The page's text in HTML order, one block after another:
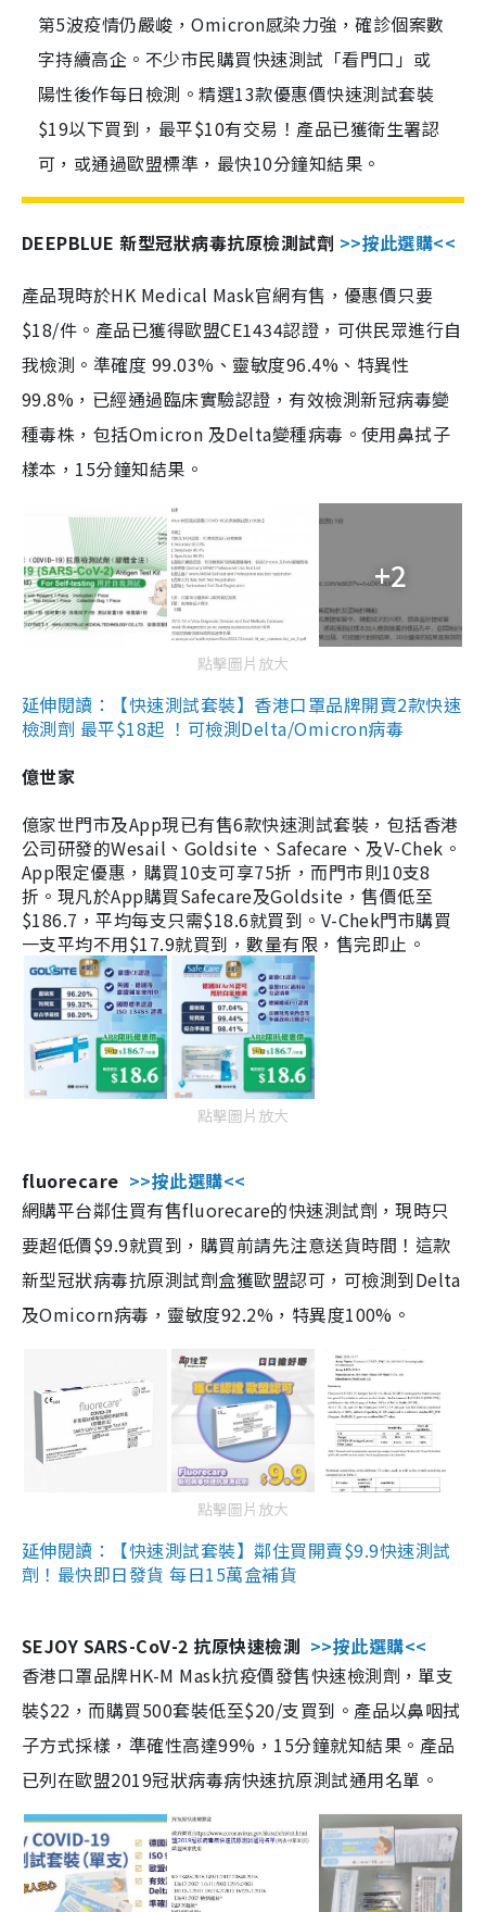
第5波疫情仍嚴峻，Omicron感染力強，確診個案數
字持續高企。不少市民購買快速測試「看門口」或
陽性後作每日檢測。精選13款優惠價快速測試套裝
$19以下買到，最平$10有交易！產品已獲衛生署認
可，或通過歐盟標準，最快10分鐘知結果。
DEEPBLUE 新型冠狀病毒抗原檢測試劑 >>按此選購<<
產品現時於HK Medical Mask官網有售，優惠價只要
$18/件。產品已獲得歐盟CE1434認證，可供民眾進行自
我檢測。準確度 99.03%、靈敏度96.4%、特異性
99.8%，已經通過臨床實驗認證，有效檢測新冠病毒變
種毒株，包括Omicron 及Delta變種病毒。使用鼻拭子
樣本，15分鐘知結果。
+2
點擊圖片放大
延伸閱讀：【快速測試套裝】香港口罩品牌開賣2款快速
檢測劑 最平$18起 ！可檢測Delta/Omicron病毒
億世家
億家世門市及App現已有售6款快速測試套裝，包括香港
公司研發的Wesail、Goldsite、Safecare、及V-Chek。
App限定優惠，購買10支可享75折，而門市則10支8
折。現凡於App購買Safecare及Goldsite，售價低至
$186.7，平均每支只需$18.6就買到。V-Chek門市購買
一支平均不用$17.9就買到，數量有限，售完即止。
點擊圖片放大
fluorecare >>按此選購<<
網購平台鄰住買有售fluorecare的快速測試劑，現時只
要超低價$9.9就買到，購買前請先注意送貨時間！這款
新型冠狀病毒抗原測試劑盒獲歐盟認可，可檢測到Delta
及Omicorn病毒，靈敏度92.2%，特異度100%。
點擊圖片放大
延伸閱讀：【快速測試套裝】鄰住買開賣$9.9快速測試
劑！最快即日發貨 每日15萬盒補貨
SEJOY SARS-CoV-2 抗原快速檢測 >>按此選購<<
香港口罩品牌HK-M Mask抗疫價發售快速檢測劑，單支
裝$22，而購買500套裝低至$20/支買到。產品以鼻咽拭
子方式採樣，準確性高達99%，15分鐘就知結果。產品
已列在歐盟2019冠狀病毒病快速抗原測試通用名單。